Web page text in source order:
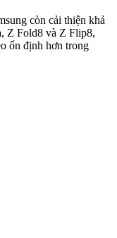
còn cải thiện khả
Z Fold8 và Z Flip8,
ổn định hơn trong